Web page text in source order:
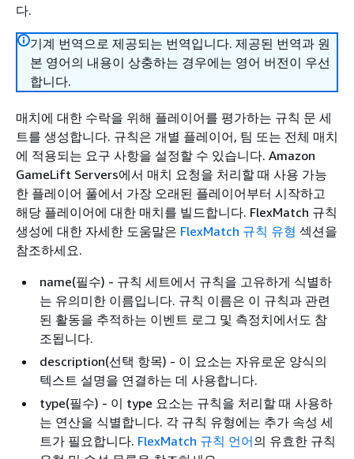
다.
기계 번역으로 제공되는 번역입니다. 제공된 번역과 원
본 영어의 내용이 상충하는 경우에는 영어 버전이 우선
합니다.
매치에 대한 수락을 위해 플레이어를 평가하는 규칙 문 세
트를 생성합니다. 규칙은 개별 플레이어, 팀 또는 전체 매치
에 적용되는 요구 사항을 설정할 수 있습니다. Amazon
GameLift Servers에서 매치 요청을 처리할 때 사용 가능
한 플레이어 풀에서 가장 오래된 플레이어부터 시작하고
해당 플레이어에 대한 매치를 빌드합니다. FlexMatch 규칙
생성에 대한 자세한 도움말은 FlexMatch 규칙 유형 섹션을
참조하세요.
name(필수) - 규칙 세트에서 규칙을 고유하게 식별하
는 유의미한 이름입니다. 규칙 이름은 이 규칙과 관련
된 활동을 추적하는 이벤트 로그 및 측정치에서도 참
조됩니다.
description(선택 항목) - 이 요소는 자유로운 양식의
텍스트 설명을 연결하는 데 사용합니다.
type(필수) - 이 type 요소는 규칙을 처리할 때 사용하
는 연산을 식별합니다. 각 규칙 유형에는 추가 속성 세
트가 필요합니다. FlexMatch 규칙 언어의 유효한 규칙